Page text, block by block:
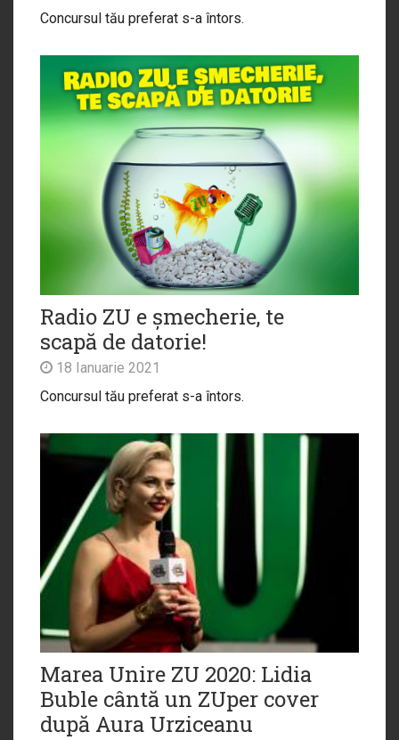
Concursul tău preferat s-a întors.
Radio ZU e șmecherie, te
scapă de datorie!
18 Ianuarie 2021
Concursul tău preferat s-a întors.
Marea Unire ZU 2020: Lidia
Buble cântă un ZUper cover
după Aura Urziceanu